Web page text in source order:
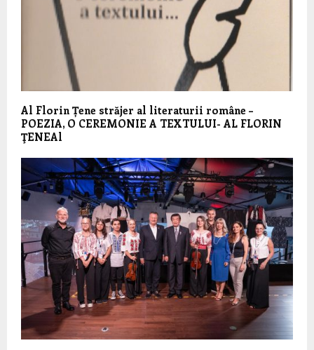
Al Florin Țene străjer al literaturii române –
POEZIA, O CEREMONIE A TEXTULUI- AL FLORIN
ŢENEAl